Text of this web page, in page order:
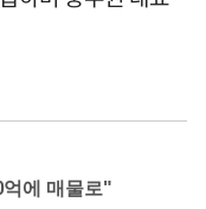
에 매물로"